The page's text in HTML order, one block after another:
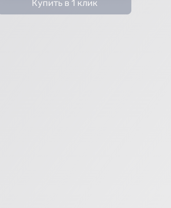
Купить в 1 клик